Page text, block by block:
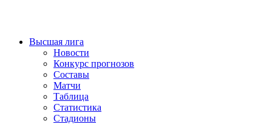
Высшая лига
Новости
Конкурс прогнозов
Составы
Матчи
Таблица
Статистика
Стадионы